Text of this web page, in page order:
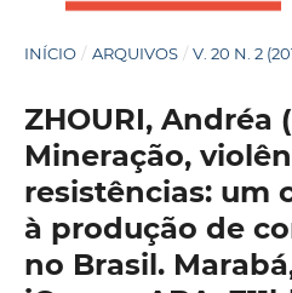
INÍCIO / ARQUIVOS / V. 20 N. 2
ZHOURI, Andréa
Mineração,
resistências: um
à produção de
no Brasil.